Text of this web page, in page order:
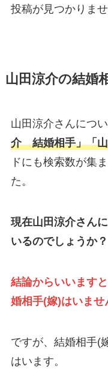
投稿が見つかりませ
山田涼介の結婚
山田涼介さんにつ
介 結婚相手」「
ドにも検索数が集
た。
現在山田涼介さん
いるのでしょうか？
結論からいいます
婚相手(嫁)はいませ
ですが、結婚相手(
はいます。